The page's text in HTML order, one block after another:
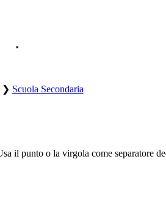
Scuola Secondaria
il punto o la virgola come separatore